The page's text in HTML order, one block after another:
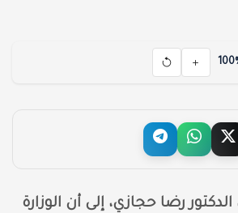
الدكتور رضا حجازي، إلى أن الوزارة